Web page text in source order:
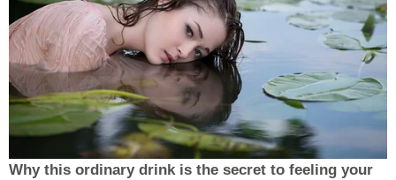
Why this ordinary drink is the secret to feeling your